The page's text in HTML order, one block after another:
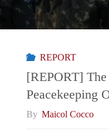
REPORT
[REPORT]
Peacekeeping
By Maicol Cocco